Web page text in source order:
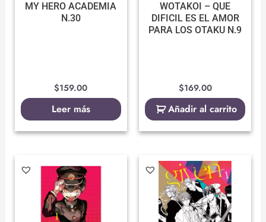
MY HERO ACADEMIA
N.30
$159.00
Leer más
WOTAKOI – QUE
DIFICIL ES EL AMOR
PARA LOS OTAKU N.9
$169.00
Añadir al carrito